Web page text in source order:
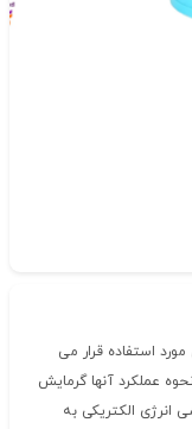
استفاده قرار می
عملکرد آنها گرمایش
انرژی الکتریکی به